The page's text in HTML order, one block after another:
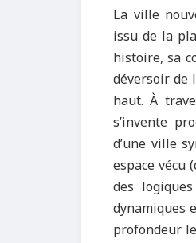
La ville
issu de la
histoire, sa
déversoir de
haut. À
s’invente
d’une ville
espace vécu
des
dynamiques
profondeur